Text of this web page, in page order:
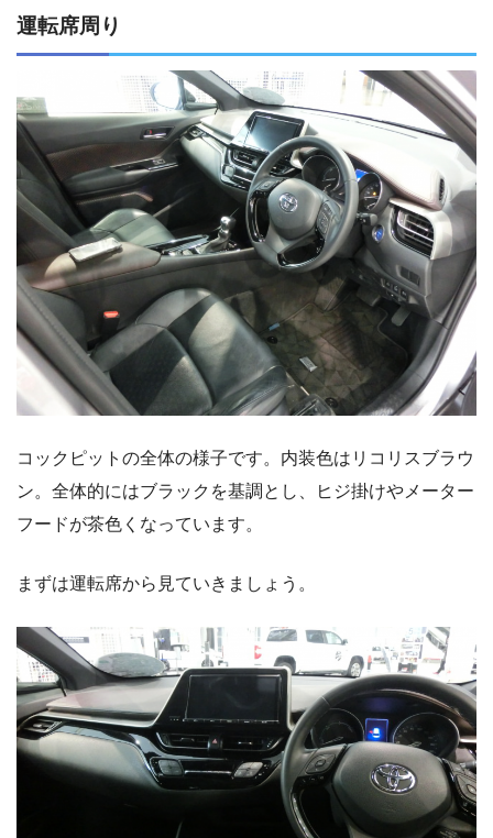
運転席周り
コックピットの全体の様子です。内装色はリコリスブラウ
ン。全体的にはブラックを基調とし、ヒジ掛けやメーター
フードが茶色くなっています。
まずは運転席から見ていきましょう。